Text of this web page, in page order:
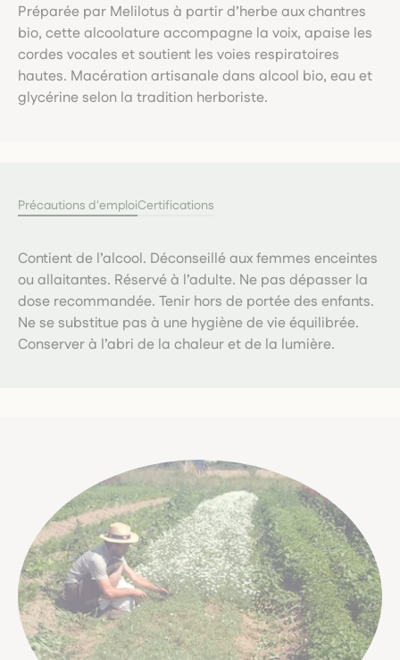
Préparée par Melilotus à partir d’herbe aux chantres
bio, cette alcoolature accompagne la voix, apaise les
cordes vocales et soutient les voies respiratoires
hautes. Macération artisanale dans alcool bio, eau et
glycérine selon la tradition herboriste.
Précautions d'emploiCertifications
Contient de l’alcool. Déconseillé aux femmes enceintes
ou allaitantes. Réservé à l’adulte. Ne pas dépasser la
dose recommandée. Tenir hors de portée des enfants.
Ne se substitue pas à une hygiène de vie équilibrée.
Conserver à l’abri de la chaleur et de la lumière.